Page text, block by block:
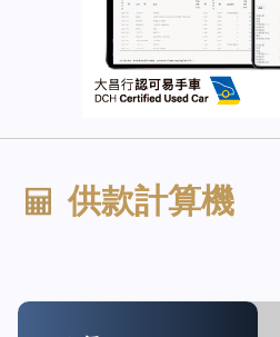
供款計算機